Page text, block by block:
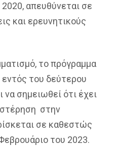
απευθύνεται σε
και ερευνητικούς
το πρόγραμμα
του δεύτερου
να σημειωθεί ότι έχει
στην
σε καθεστώς
του 2023.